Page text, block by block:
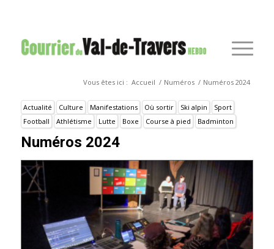
Vous êtes ici : Accueil / Numéros / Numéros 2024
Actualité Culture Manifestations Où sortir Ski alpin
Sport
Football
Athlétisme Lutte Boxe Course à pied Badminton
Numéros 2024